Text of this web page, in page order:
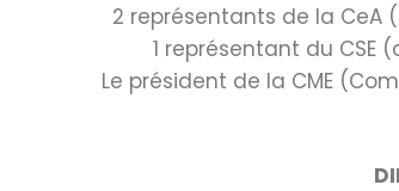
2 représentants de la CeA
1 représentant du
Le président de la CME